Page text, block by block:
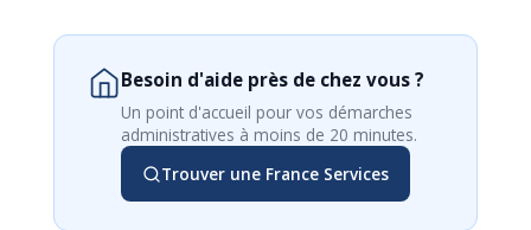
Besoin d'aide près de chez vous ?
Un point d'accueil pour vos démarches
administratives à moins de 20 minutes.
Trouver une France Services